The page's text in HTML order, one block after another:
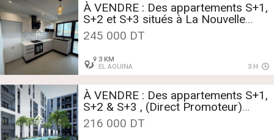
À VENDRE : Des appartements S+1,
S+2 et S+3 situés à La Nouvelle
Soukra ( Direct promoteur )
245 000 DT
3 KM
EL AOUINA
3 H
À VENDRE : Des appartements S+1,
S+2 & S+3 , (Direct Promoteur)
situé à Cité Wahat.
216 000 DT